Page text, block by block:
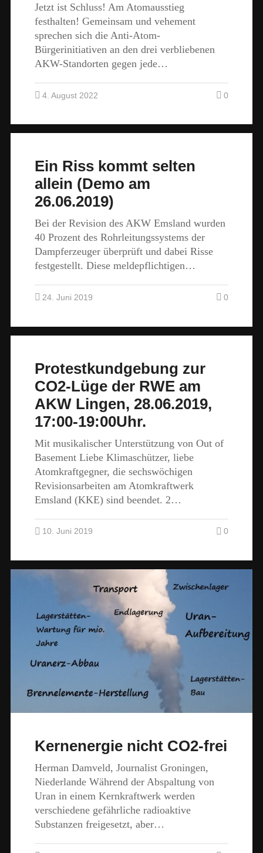
Jetzt ist Schluss! Am Atomausstieg
festhalten! Gemeinsam und vehement
sprechen sich die Anti-Atom-
Bürgerinitiativen an den drei verbliebenen
AKW-Standorten gegen jede…
4. August 2022 0
Ein Riss kommt selten
allein (Demo am
26.06.2019)
Bei der Revision des AKW Emsland wurden
40 Prozent des Rohrleitungssystems der
Dampferzeuger überprüft und dabei Risse
festgestellt. Diese meldepflichtigen…
24. Juni 2019 0
Protestkundgebung zur
CO2-Lüge der RWE am
AKW Lingen, 28.06.2019,
17:00-19:00Uhr.
Mit musikalischer Unterstützung von Out of
Basement Liebe Klimaschützer, liebe
Atomkraftgegner, die sechswöchigen
Revisionsarbeiten am Atomkraftwerk
Emsland (KKE) sind beendet. 2…
10. Juni 2019 0
Kernenergie nicht CO2-frei
Herman Damveld, Journalist Groningen,
Niederlande Während der Abspaltung von
Uran in einem Kernkraftwerk werden
verschiedene gefährliche radioaktive
Substanzen freigesetzt, aber…